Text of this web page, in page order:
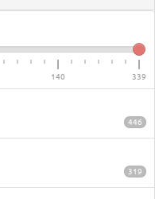
140 339
446
319